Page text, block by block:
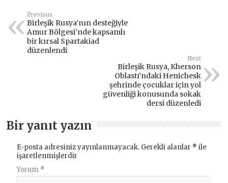
Previous
Birleşik Rusya’nın desteğiyle
Amur Bölgesi’nde kapsamlı
bir kırsal Spartakiad
düzenlendi
Next
Birleşik Rusya, Kherson
Oblastı’ndaki Henichesk
şehrinde çocuklar için yol
güvenliği konusunda sokak
dersi düzenledi
Bir yanıt yazın
E-posta adresiniz yayınlanmayacak. Gerekli alanlar * ile
işaretlenmişlerdir
Yorum *